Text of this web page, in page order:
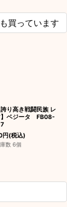
買っています
誇り高き戦闘民族 レ
】ベジータ FB08-
円(税込)
数 6個